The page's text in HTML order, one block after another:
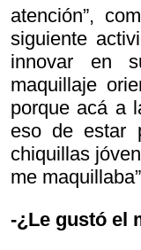
atención”,
siguiente
innovar en
maquillaje
porque acá a
eso de estar
chiquillas
me
-¿Le gustó el